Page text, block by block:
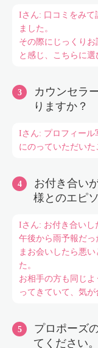
Iさん: 口コミをみて
ました。
その際にじっくり
と感じ、こちらに選
カウンセラ
りますか？
Iさん: プロフィール
にのっていただいた
お付き合い
様とのエピ
Iさん: お付き合いし
午後から雨予報だ
まお会いしたら悪
た。
お相手の方も同じ
ってきていて、気が
プロポーズ
てください。